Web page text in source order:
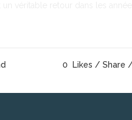
0 Likes Share